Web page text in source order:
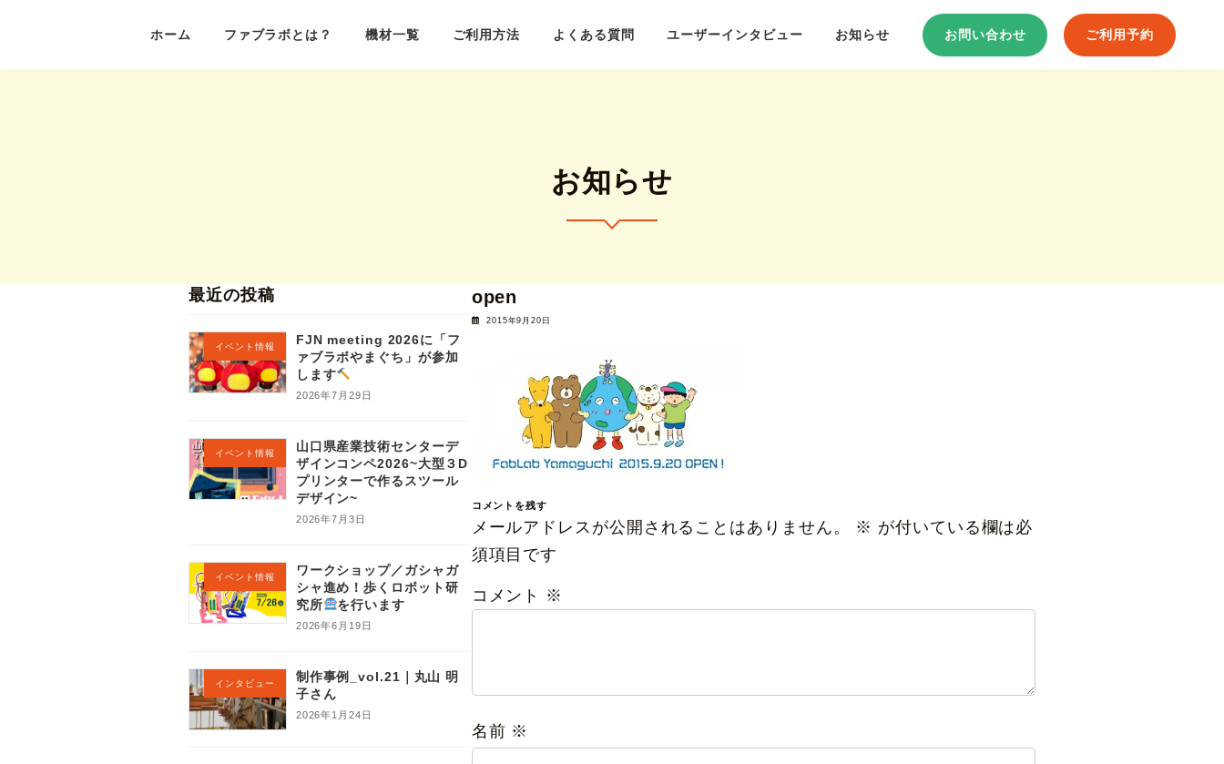
テ
ゲ
ホーム ファブラボとは？ 機材一覧 ご利用方法 よくある質問 ユーザーインタビュー お知らせ お問い合わせ ご利用予約
お知らせ
open
2015年9月20日
コメントを残す
メールアドレスが公開されることはありません。 ※ が付いている欄は必
須項目です
コメント ※
名前 ※
最近の投稿
イベント情報
FJN meeting 2026に「フ
ァブラボやまぐち」が参加
します
2026年7月29日
イベント情報
山口県産業技術センターデ
ザインコンペ2026~大型３D
プリンターで作るスツール
デザイン~
2026年7月3日
イベント情報
ワークショップ／ガシャガ
シャ進め！歩くロボット研
究所
を行います
2026年6月19日
インタビュー
制作事例_vol.21｜丸山 明
子さん
2026年1月24日